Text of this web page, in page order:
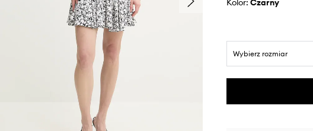
Kolor: czarny
Wybierz rozmiar